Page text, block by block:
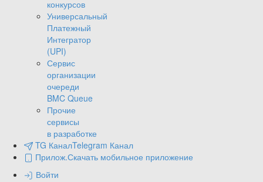
конкурсов
Универсальный
Платежный
Интегратор
(UPI)
Сервис
организации
очереди
BMC Queue
Прочие
сервисы
в разработке
TG КаналTelegram Канал
Прилож.Скачать мобильное приложение
Войти